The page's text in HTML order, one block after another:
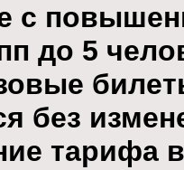
с
до 5
без
тарифа